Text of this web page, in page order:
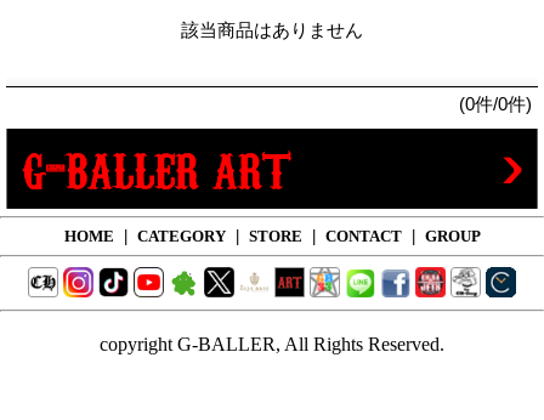
該当商品はありません
(0件/0件)
HOME | CATEGORY | STORE | CONTACT | GROUP
copyright G-BALLER, All Rights Reserved.